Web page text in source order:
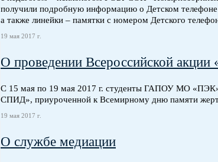
получили подробную информацию о Детском
а также линейки – памятки с номером Детского
19 мая 2017 г.
О проведении Всероссийской
С 15 мая по 19 мая 2017 г. студенты ГАПОУ МО
СПИД», приуроченной к Всемирному дню памяти
19 мая 2017 г.
О службе медиации